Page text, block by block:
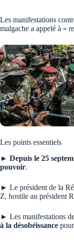
Les manifestations
malgache a appelé à «
Les points essentiels
► Depuis le 25
pouvoir.
► Le président de la
Z, hostile au président
► Les manifestations
à la désobéissance